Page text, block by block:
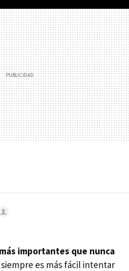
MAIL
importantes que nunca
es más fácil intentar